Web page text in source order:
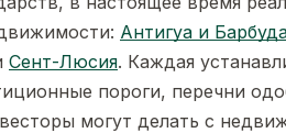
Антигуа и
Сент-Люсия. Каждая
пороги, перечни
могут делать с